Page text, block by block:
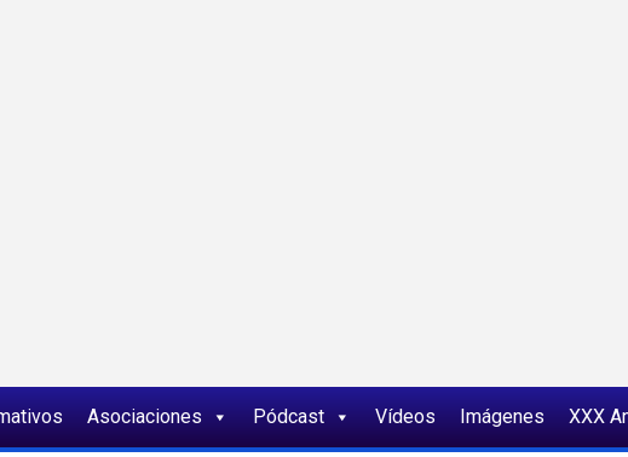
Asociaciones Pódcast Vídeos Imágenes XXX